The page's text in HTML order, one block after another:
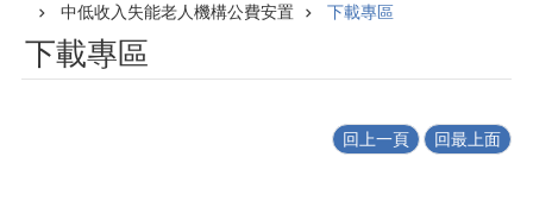
中低收入失能老人機構公費安置
下載專區
下載專區
回上一頁 回最上面